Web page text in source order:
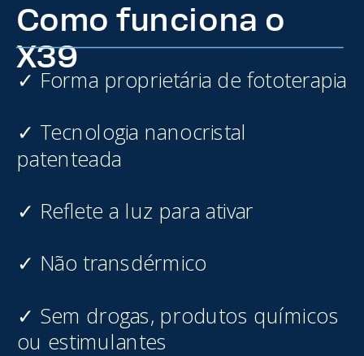
Como funciona o
X39
✓ Forma proprietária de fototerapia
✓ Tecnologia nanocristal
patenteada
✓ Reflete a luz para ativar
✓ Não transdérmico
✓ Sem drogas, produtos químicos
ou estimulantes